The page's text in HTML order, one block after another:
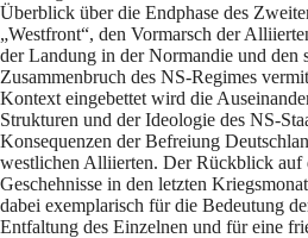
Überblick über die Endphase des
„Westfront“, den Vormarsch der
der Landung in der Normandie und den
Zusammenbruch des NS-Regimes
Kontext eingebettet wird die
Strukturen und der Ideologie des NS-
Konsequenzen der Befreiung
westlichen Alliierten. Der Rückblick
Geschehnisse in den letzten
dabei exemplarisch für die Bedeutung
Entfaltung des Einzelnen und für eine